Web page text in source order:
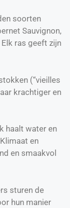
soorten
Sauvignon,
ras geeft zijn
(“vieilles
krachtiger en
haalt water en
en
en smaakvol
sturen de
hun manier